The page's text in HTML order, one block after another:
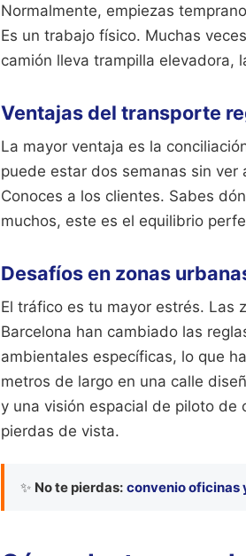
Normalmente, empiezas
Es un trabajo físico. Muchas
camión lleva trampilla elevadora,
Ventajas del transporte
La mayor ventaja es la
puede estar dos semanas sin ver
Conoces a los clientes. Sabes
muchos, este es el equilibrio
Desafíos en zonas
El tráfico es tu mayor estrés. Las
Barcelona han cambiado las
ambientales específicas, lo que
metros de largo en una calle
y una visión espacial de piloto de
pierdas de vista.
✨ No te pierdas: convenio oficinas